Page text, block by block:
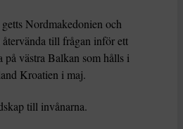
Nordmakedonien och
till frågan inför ett
på västra Balkan som hålls i
Kroatien i maj.
till invånarna.